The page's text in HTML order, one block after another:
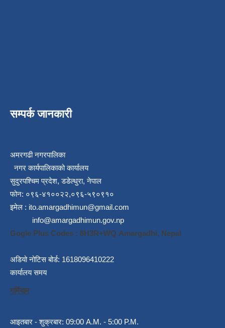
सम्पर्क जानकारी
अमरगढी नगरपालिका
नगर कार्यपालिकाको कार्यालय
सुदुरपश्चिम प्रदेश, डडेल्धुरा, नेपाल
फोन: ०९६-४१००२२,०९६-५९०९१०
इमेल : ito.amargadhimun@gmail.com
info@amargadhimun.gov.np
Gogle Plus Codes : 8H3R+WQ Amargadhi, Nepal
अडियो नोटिस बोर्ड: 1618096410222
कार्यालय समय
गर्मियाम
आइतबार - शुक्रबार: 09:00 A.M. - 5:00 P.M.